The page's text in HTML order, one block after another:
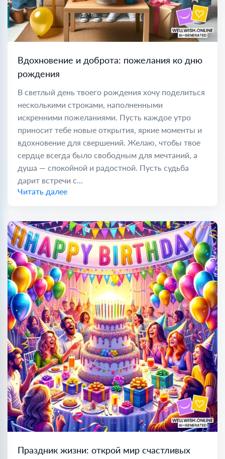
Вдохновение и доброта: пожелания ко дню
рождения
В светлый день твоего рождения хочу поделиться
несколькими строками, наполненными
искренними пожеланиями. Пусть каждое утро
приносит тебе новые открытия, яркие моменты и
вдохновение для свершений. Желаю, чтобы твое
сердце всегда было свободным для мечтаний, а
душа — спокойной и радостной. Пусть судьба
дарит встречи с...
Читать далее
Праздник жизни: открой мир счастливых